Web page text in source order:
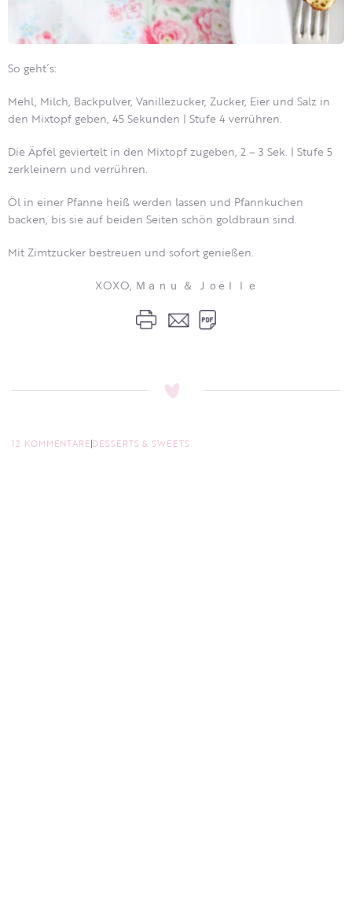
So geht´s:
Mehl, Milch, Backpulver, Vanillezucker, Zucker, Eier und Salz in
den Mixtopf geben, 45 Sekunden | Stufe 4 verrühren.
Die Äpfel geviertelt in den Mixtopf zugeben, 2 – 3 Sek. | Stufe 5
zerkleinern und verrühren.
Öl in einer Pfanne heiß werden lassen und Pfannkuchen
backen, bis sie auf beiden Seiten schön goldbraun sind.
Mit Zimtzucker bestreuen und sofort genießen.
XOXO, Ｍａｎｕ ＆ Ｊｏëｌｌｅ
12 KOMMENTAREDESSERTS & SWEETS